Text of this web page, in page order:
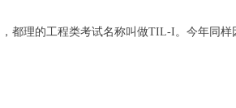
都理的工程类考试名称叫做TIL-I。今年同